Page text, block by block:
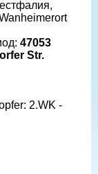
47053
Str.
2.WK -